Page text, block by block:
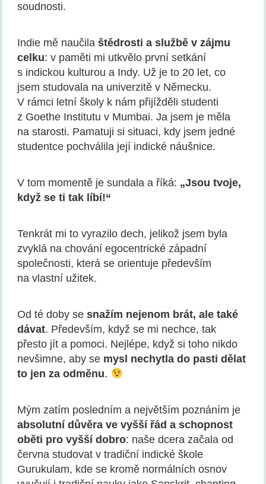
soudnosti.
Indie mě naučilaštědrosti a službě v zájmu
celku: v paměti mi utkvělo první setkání
s indickou kulturou a Indy. Už je to 20 let, co
jsem studovala na univerzitě v Německu.
V rámci letní školy k nám přijížděli studenti
z Goethe Institutu v Mumbai. Ja jsem je měla
na starosti. Pamatuji si situaci, kdy jsem jedné
studentce pochválila její indické náušnice.
V tom momentě je sundala a říká: „Jsou tvoje,
když se ti tak líbí!“
Tenkrát mi to vyrazilo dech, jelikož jsem byla
zvyklá na chování egocentrické západní
společnosti, která se orientuje především
na vlastní užitek.
Od té doby sesnažím nejenom brát, ale také
dávat. Především, když se mi nechce, tak
přesto jít a pomoci. Nejlépe, když si toho nikdo
nevšimne, aby se mysl nechytla do pasti dělat
to jen za odměnu.
Mým zatím posledním a největším poznáním je
absolutní důvěra ve vyšší řád a schopnost
oběti pro vyšší dobro: naše dcera začala od
června studovat v tradiční indické škole
Gurukulam, kde se kromě normálních osnov